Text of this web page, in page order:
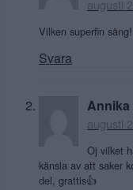
augusti
Vilken superfin säng!
Svara
Annika
augusti
Oj vilket
känsla av att saker
del, grattis👍